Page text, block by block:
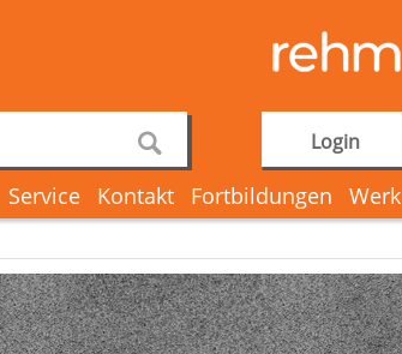
Login
Werk
Fortbildungen
Kontakt
Service